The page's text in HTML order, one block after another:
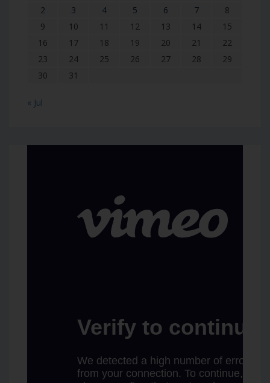
2
3 4 5 6 7
8
9
10 11 12 13 14
15
16
17 18 19 20 21
22
23
24 25 26 27 28
29
30
31
« Jul